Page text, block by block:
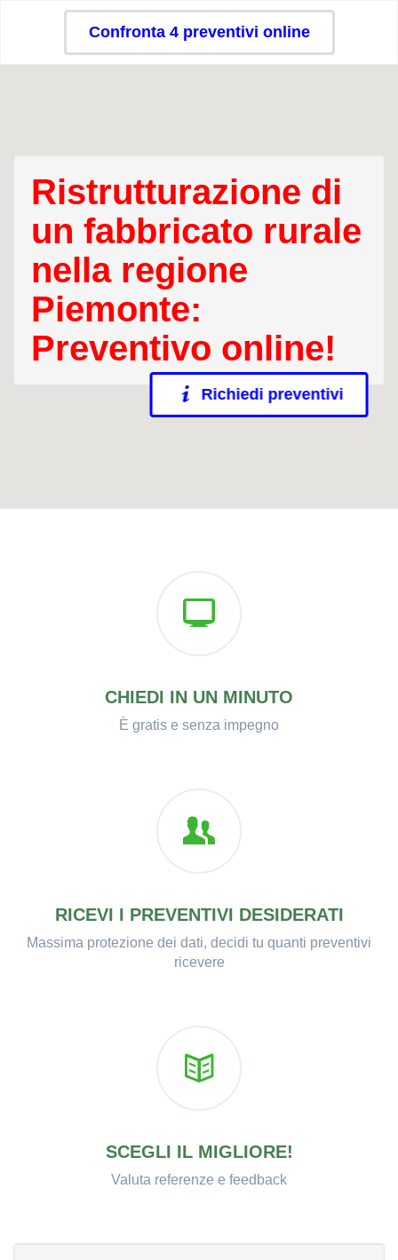
Confronta 4 preventivi online
Ristrutturazione di
un fabbricato rurale
nella regione
Piemonte:
Preventivo online!
Richiedi preventivi
CHIEDI IN UN MINUTO
È gratis e senza impegno
RICEVI I PREVENTIVI DESIDERATI
Massima protezione dei dati, decidi tu quanti preventivi
ricevere
SCEGLI IL MIGLIORE!
Valuta referenze e feedback